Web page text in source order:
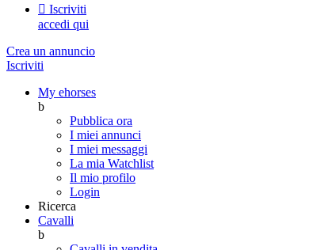
 Iscriviti
accedi qui
Crea un annuncio
Iscriviti
My ehorses
b
Pubblica ora
I miei annunci
I miei messaggi
La mia Watchlist
Il mio profilo
Login
Ricerca
Cavalli
b